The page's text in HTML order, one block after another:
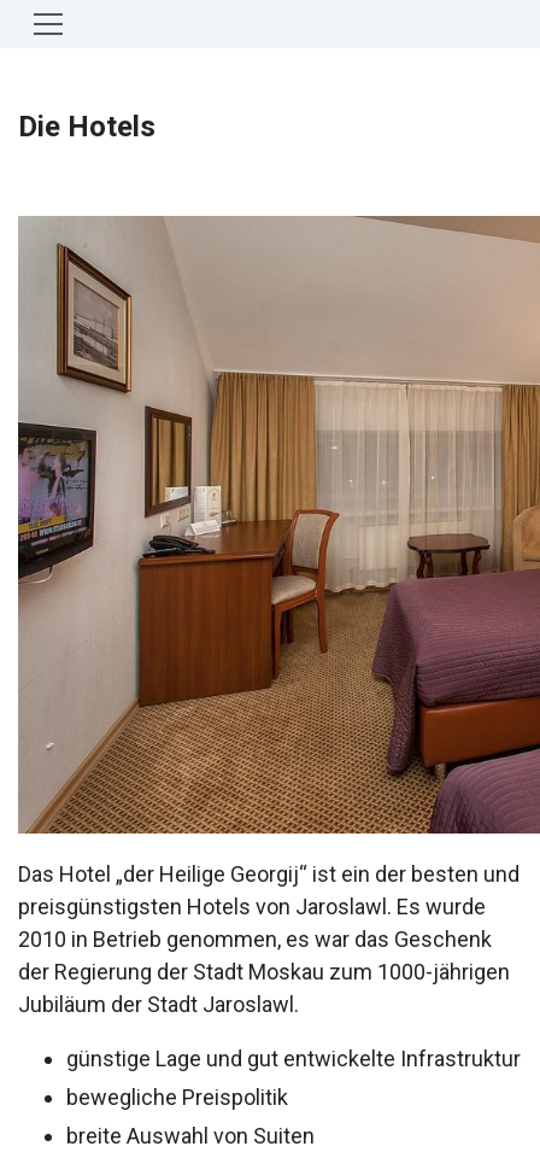
Die Hotels
Das Hotel „der Heilige Georgij“ ist ein der besten und
preisgünstigsten Hotels von Jaroslawl. Es wurde
2010 in Betrieb genommen, es war das Geschenk
der Regierung der Stadt Moskau zum 1000-jährigen
Jubiläum der Stadt Jaroslawl.
günstige Lage und gut entwickelte Infrastruktur
bewegliche Preispolitik
breite Auswahl von Suiten